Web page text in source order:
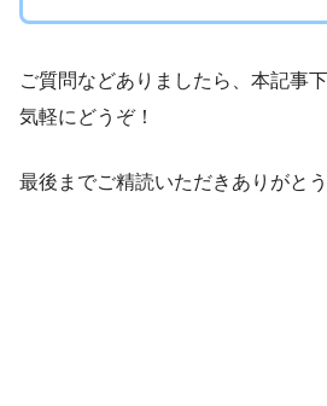
ご質問などありましたら、本記事
気軽にどうぞ！
最後までご精読いただきありがと